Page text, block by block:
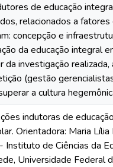
de educação
relacionados a
concepção e
da educação integral
da investigação
(gestão
a cultura
indutoras de
Orientadora: Maria
Instituto de Ciências da
Universidade